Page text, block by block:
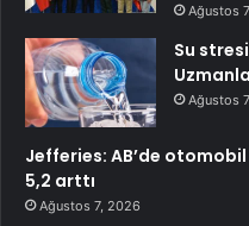
Ağustos
Su
Ağustos
Jefferies: AB’de otomobil
5,2 arttı
Ağustos 7, 2026